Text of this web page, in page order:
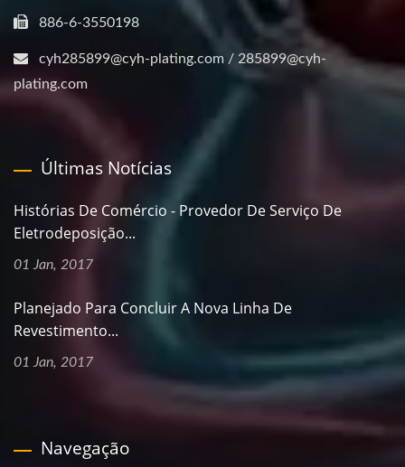
886-6-3550198
cyh285899@cyh-plating.com / 285899@cyh-
plating.com
Últimas Notícias
Histórias De Comércio - Provedor De Serviço De
Eletrodeposição...
01 Jan, 2017
Planejado Para Concluir A Nova Linha De
Revestimento...
01 Jan, 2017
Navegação